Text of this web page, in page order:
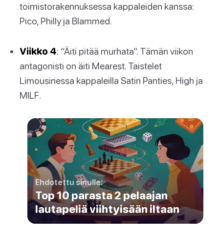
toimistorakennuksessa kappaleiden kanssa:
Pico, Philly ja Blammed.
Viikko 4: “Äiti pitää murhata”. Tämän viikon
antagonisti on äiti Mearest. Taistelet
Limousinessa kappaleilla Satin Panties, High ja
MILF.
Ehdotettu sinulle:
Top 10 parasta 2 pelaajan
lautapeliä viihtyisään iltaan